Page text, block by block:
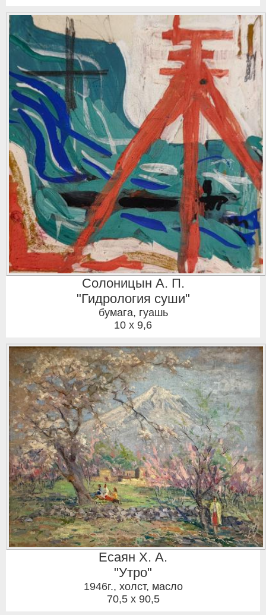
Солоницын А. П.
"Гидрология суши"
бумага, гуашь
10 x 9,6
Есаян Х. А.
"Утро"
1946г., холст, масло
70,5 x 90,5